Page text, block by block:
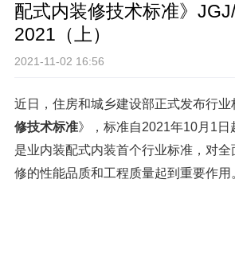
配式内装修技术标准》
2021（上）
2021-11-02 16:56
近日，住房和城乡建设部正式发布行业
修技术标准》，标准自2021年10月1日
是业内装配式内装首个行业标准，对
修的性能品质和工程质量起到重要作用